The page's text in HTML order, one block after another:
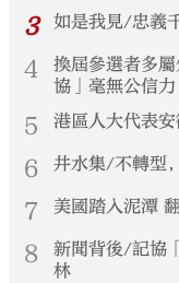
3 如是我見/忠義
4
換屆參選者多
協」毫無公信
5 港區人大代表
6 井水集/不轉型
7 美國踏入泥潭
8
新聞背後/記協
林